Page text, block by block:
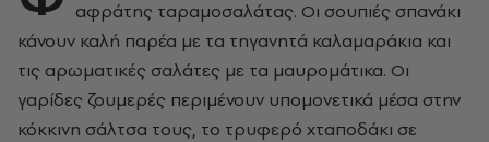
αφράτης ταραμοσαλάτας. Οι σουπιές σπανάκι
κάνουν καλή παρέα με τα τηγανητά καλαμαράκια και
τις αρωματικές σαλάτες με τα μαυρομάτικα. Οι
γαρίδες ζουμερές περιμένουν υπομονετικά μέσα στην
κόκκινη σάλτσα τους, το τρυφερό χταποδάκι σε